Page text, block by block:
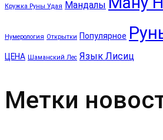
Кружка Руны Удая Мандалы
Нумерология Открытки Популярное
ЦЕНА Шаманский Лес Язык Лисиц
Метки